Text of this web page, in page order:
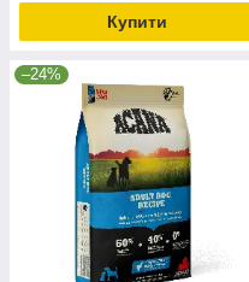
Купити
–24%